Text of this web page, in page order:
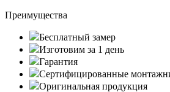
Преимущества
Бесплатный замер
Изготовим за 1 день
Гарантия
Сертифицированные
Оригинальная продукция